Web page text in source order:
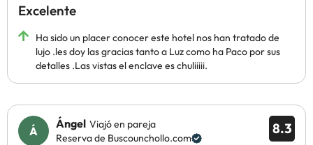
Excelente
Ha sido un placer conocer este hotel nos han tratado de
lujo .les doy las gracias tanto a Luz como ha Paco por sus
detalles .Las vistas el enclave es chuliiiii.
8.3
Ángel Viajó en pareja
Reserva de Buscounchollo.com